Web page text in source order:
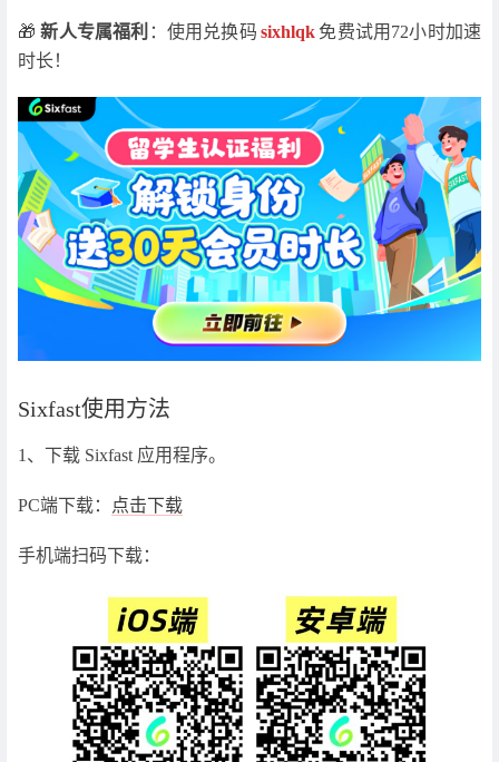
🎁新人专属福利 ：使用兑换码 sixhlqk 免费试用72小时加速
时长！
Sixfast使用方法
1、下载 Sixfast 应用程序。
PC端下载： 点击下载
手机端扫码下载：